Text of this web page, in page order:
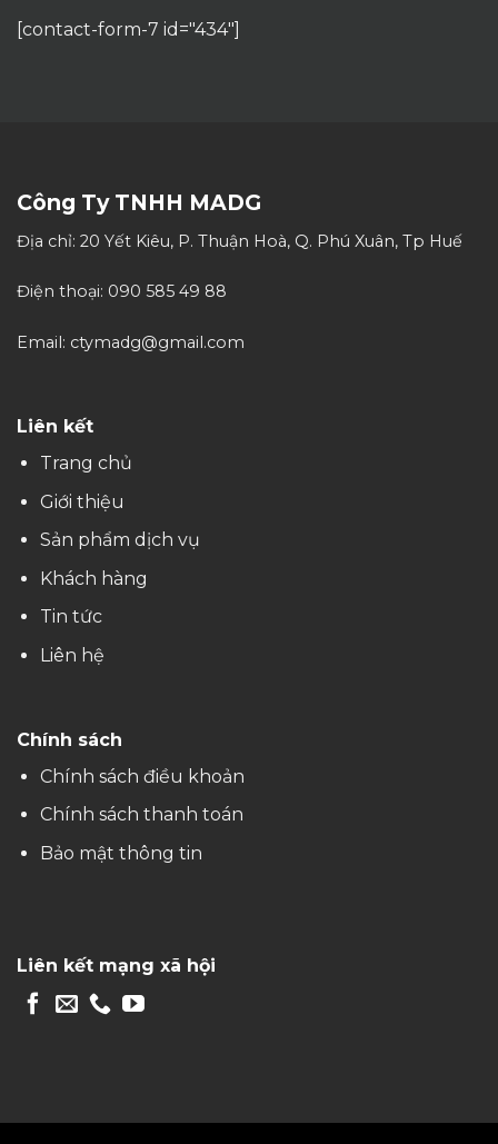
[contact-form-7 id="434"]
Công Ty TNHH MADG
Địa chỉ: 20 Yết Kiêu, P. Thuận Hoà, Q. Phú Xuân, Tp Huế
Điện thoại: 090 585 49 88
Email: ctymadg@gmail.com
Liên kết
Trang chủ
Giới thiệu
Sản phẩm dịch vụ
Khách hàng
Tin tức
Liên hệ
Chính sách
Chính sách điều khoản
Chính sách thanh toán
Bảo mật thông tin
Liên kết mạng xã hội